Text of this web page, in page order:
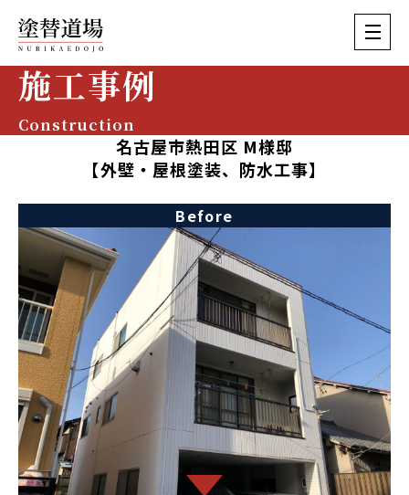
施工事例
Construction
名古屋市熱田区 M様邸
【外壁・屋根塗装、防水工事】
Before